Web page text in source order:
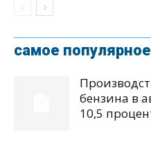
самое популярное
бензина в
10,5